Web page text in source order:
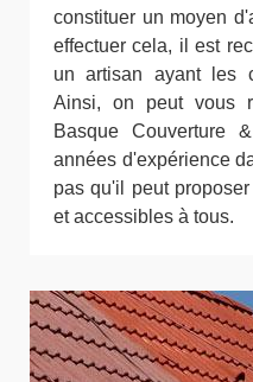
constituer un moyen
effectuer cela, il est
un artisan ayant les
Ainsi, on peut vous
Basque Couverture
années d'expérience
pas qu'il peut
et accessibles à tous.